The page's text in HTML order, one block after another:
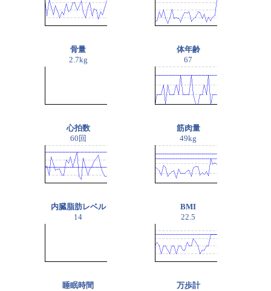
骨量
2.7kg
体年齢
67
心拍数
60回
筋肉量
49kg
内臓脂肪レベル
14
BMI
22.5
睡眠時間
万歩計